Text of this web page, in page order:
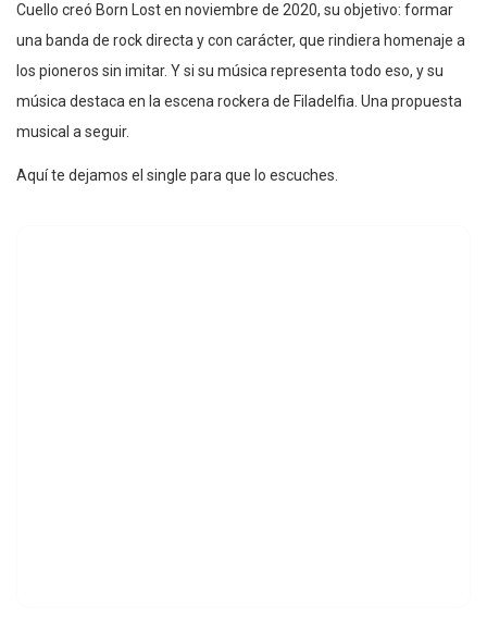
Cuello creó Born Lost en noviembre de 2020, su objetivo: formar
una banda de rock directa y con carácter, que rindiera homenaje a
los pioneros sin imitar. Y si su música representa todo eso, y su
música destaca en la escena rockera de Filadelfia. Una propuesta
musical a seguir.
Aquí te dejamos el single para que lo escuches.